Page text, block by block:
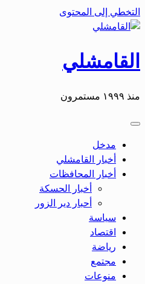
التخطي إلى المحتوى
القامشلي
منذ ١٩٩٩ مستمرون
مدخل
أخبار القامشلي
أخبار المحافظات
أخبار الحسكة
أحبار دير الزور
سياسة
اقتصاد
رياضة
مجتمع
منوعات